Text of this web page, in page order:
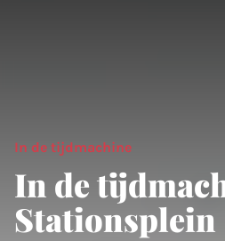
In de tijdmachine
In de
Stationsplein